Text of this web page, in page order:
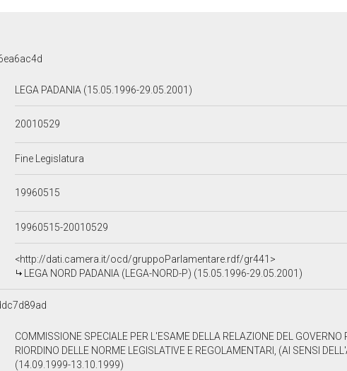
LEGA PADANIA (15.05.1996-29.05.2001)
20010529
Fine Legislatura
19960515
19960515-20010529
<http://dati.camera.it/ocd/gruppoParlamentare.rdf/gr441>
LEGA NORD PADANIA (LEGA-NORD-P) (15.05.1996-29.05.2001)
COMMISSIONE SPECIALE PER L'ESAME DELLA RELAZIONE DEL
RIORDINO DELLE NORME LEGISLATIVE E REGOLAMENTARI, (AI SENSI
(14.09.1999-13.10.1999)